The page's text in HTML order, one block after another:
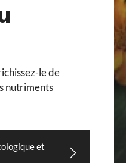
le de
nutriments
et